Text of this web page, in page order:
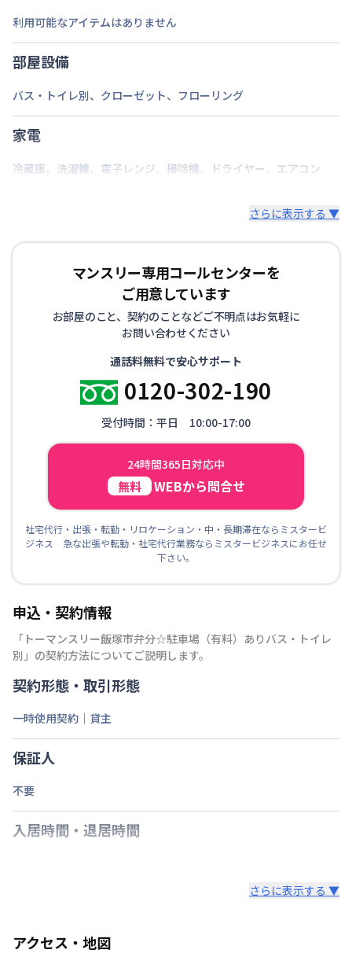
篠栗線桂川駅
定員
次回更新日
情報更新日より14日以内
利用可能なアイテムはありません
部屋設備
バス・トイレ別、 クローゼット、 フローリング
家電
冷蔵庫、 洗濯機、 電子レンジ、 掃除機、 ドライヤー、 エアコン
さらに表示する ▼
マンスリー専用コールセンターを
ご用意しています
お部屋のこと、契約のことなどご不明点はお気軽に
お問い合わせください
通話料無料で安心サポート
0120-302-190
受付時間：平日 10:00-17:00
24時間365日対応中
無料 WEBから問合せ
社宅代行・出張・転勤・リロケーション・中・長期滞在ならミスタービ
ジネス 急な出張や転勤・社宅代行業務ならミスタービジネスにお任せ
下さい。
申込・契約情報
「 トーマンスリー飯塚市弁分☆駐車場（有料）ありバス・トイレ
別 」の契約方法についてご説明します。
契約形態・取引形態
一時使用契約｜貸主
保証人
不要
入居時間・退居時間
さらに表示する ▼
アクセス・地図